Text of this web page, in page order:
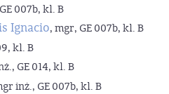
007b, kl. B
Ignacio, mgr, GE 007b, kl. B
kl. B
GE 014, kl. B
inż., GE 007b, kl. B